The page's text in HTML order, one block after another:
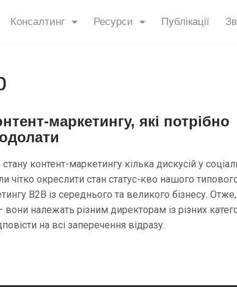
Консалтинг Ресурси Публікації
маркетингу, які потрібно
контент-маркетингу кілька дискусій у
чітко окреслити стан статус-кво нашого
B2B із середнього та великого бізнесу.
вони належать різним директорам із різних
на всі заперечення відразу.